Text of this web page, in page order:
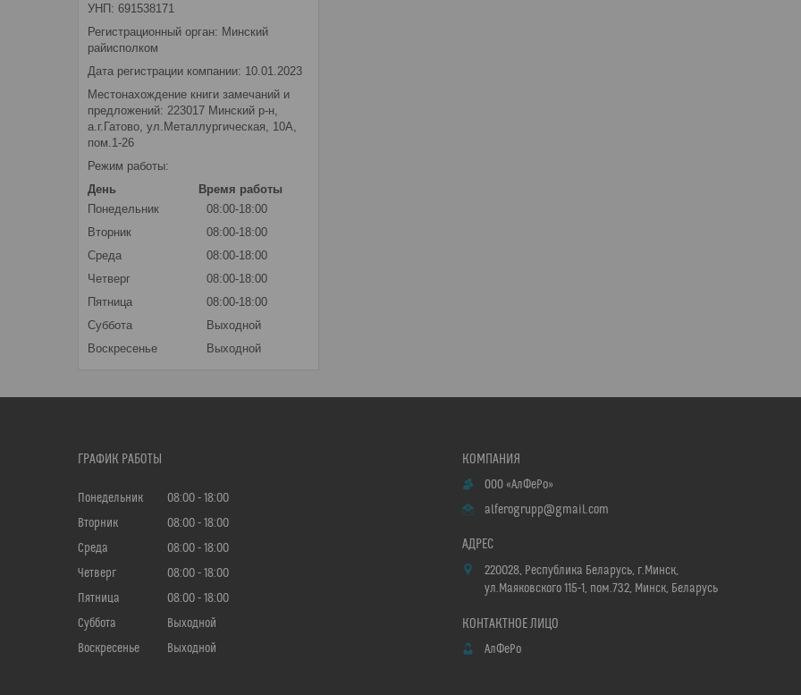
УНП: 691538171
Регистрационный орган: Минский
райисполком
Дата регистрации компании: 10.01.2023
Местонахождение книги замечаний и
предложений: 223017 Минский р-н,
а.г.Гатово, ул.Металлургическая, 10А,
пом.1-26
Режим работы:
День
Время работы
Понедельник
08:00-18:00
Вторник
08:00-18:00
Среда
08:00-18:00
Четверг
08:00-18:00
Пятница
08:00-18:00
Суббота
Выходной
Воскресенье
Выходной
ГРАФИК РАБОТЫ
Понедельник 08:00
18:00
Вторник
08:00
18:00
Среда
08:00
18:00
Четверг
08:00
18:00
Пятница
08:00
18:00
Суббота
Выходной
Воскресенье
Выходной
ООО «АлФеРо»
alferogrupp@gmail.com
220028, Республика Беларусь, г.Минск,
ул.Маяковского 115-1, пом.732, Минск, Беларусь
АлФеРо